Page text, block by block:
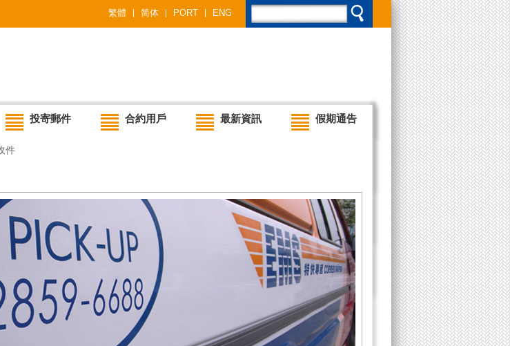
繁體 简体 PORT ENG
投寄郵件 合約用戶 最新資訊 假期通告
件